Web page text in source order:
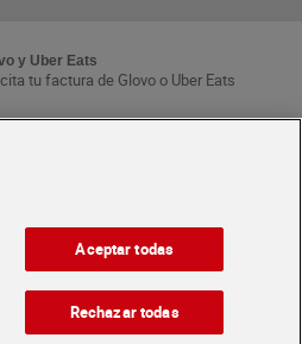
y Uber Eats
tu factura de Glovo o Uber Eats
tu tarjeta de crédito aquí!
Aceptar todas
Rechazar todas